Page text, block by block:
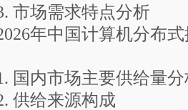
求特点分析
国计算机分布式控
主要供给量分
源构成